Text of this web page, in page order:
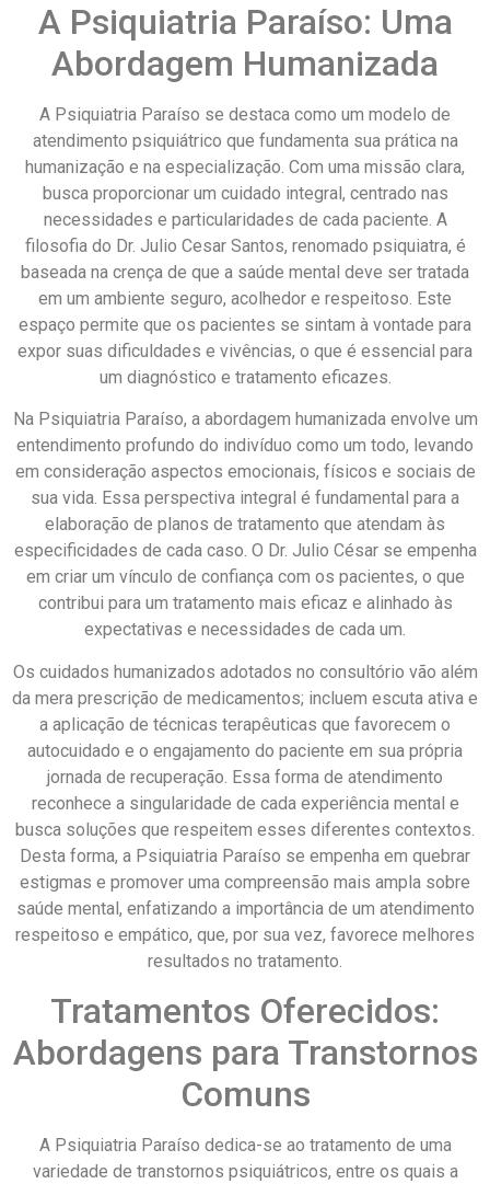
A Psiquiatria Paraíso: Uma
Abordagem Humanizada
A Psiquiatria Paraíso se destaca como um modelo de
atendimento psiquiátrico que fundamenta sua prática na
humanização e na especialização. Com uma missão clara,
busca proporcionar um cuidado integral, centrado nas
necessidades e particularidades de cada paciente. A
filosofia do Dr. Julio Cesar Santos, renomado psiquiatra, é
baseada na crença de que a saúde mental deve ser tratada
em um ambiente seguro, acolhedor e respeitoso. Este
espaço permite que os pacientes se sintam à vontade para
expor suas dificuldades e vivências, o que é essencial para
um diagnóstico e tratamento eficazes.
Na Psiquiatria Paraíso, a abordagem humanizada envolve um
entendimento profundo do indivíduo como um todo, levando
em consideração aspectos emocionais, físicos e sociais de
sua vida. Essa perspectiva integral é fundamental para a
elaboração de planos de tratamento que atendam às
especificidades de cada caso. O Dr. Julio César se empenha
em criar um vínculo de confiança com os pacientes, o que
contribui para um tratamento mais eficaz e alinhado às
expectativas e necessidades de cada um.
Os cuidados humanizados adotados no consultório vão além
da mera prescrição de medicamentos; incluem escuta ativa e
a aplicação de técnicas terapêuticas que favorecem o
autocuidado e o engajamento do paciente em sua própria
jornada de recuperação. Essa forma de atendimento
reconhece a singularidade de cada experiência mental e
busca soluções que respeitem esses diferentes contextos.
Desta forma, a Psiquiatria Paraíso se empenha em quebrar
estigmas e promover uma compreensão mais ampla sobre
saúde mental, enfatizando a importância de um atendimento
respeitoso e empático, que, por sua vez, favorece melhores
resultados no tratamento.
Tratamentos Oferecidos:
Abordagens para Transtornos
Comuns
A Psiquiatria Paraíso dedica-se ao tratamento de uma
variedade de transtornos psiquiátricos, entre os quais a